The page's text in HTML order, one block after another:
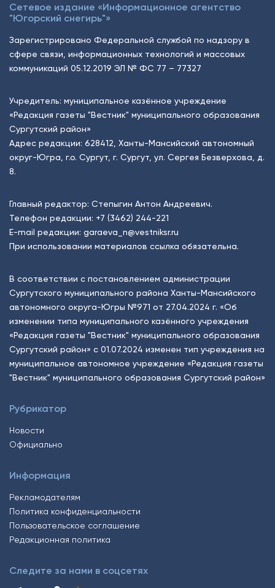
Сетевое издание «Информационное агентство
"Югорский снегирь"»
Зарегистрировано Федеральной службой по надзору в
сфере связи, информационных технологий и массовых
коммуникаций 05.12.2019 ЭЛ № ФС 77 – 77327
Учредитель: муниципальное казённое учреждение
«Редакция газеты "Вестник" муниципального образования
Сургутский район»
Адрес редакции: 628412, Ханты-Мансийский автономный
округ-Югра, г.о. Сургут, г. Сургут, ул. Сергея Безверхова, д.
8.
Главный редактор: Степыгин Антон Андреевич.
Телефон редакции: +7 (3462) 244-221
E-mail редакции: garaeva_n@vestniksr.ru
При использовании материалов ссылка обязательна.
В соответствии с постановлением администрации
Сургутского муниципального района Ханты-Мансийского
автономного округа-Югры №971 от 27.04.2024 г. «Об
изменении типа муниципального казённого учреждения
«Редакция газеты "Вестник" муниципального образования
Сургутский район» с 01.07.2024 изменен тип учреждения на
муниципальное автономное учреждение «Редакция газеты
"Вестник" муниципального образования Сургутский район»
Рубрикатор
Новости
Официально
Информация
Рекламодателям
Политика конфиденциальности
Пользовательское соглашение
Редакционная политика
Следите за нами в соцсетях